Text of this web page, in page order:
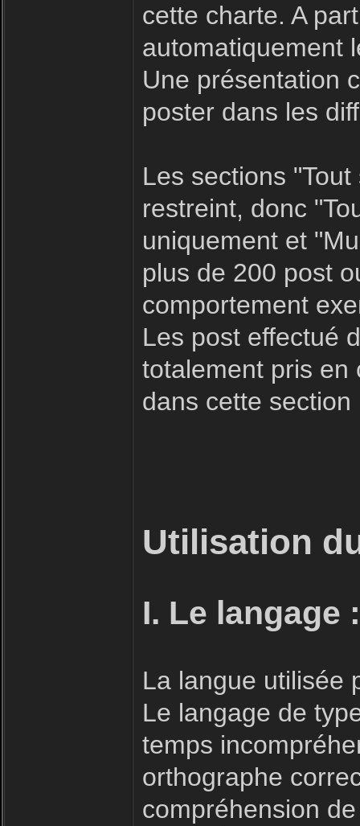
cette charte. A
automatiquement
Une présentation
poster dans les
Les sections
restreint, donc
uniquement et
plus de 200 post
comportement
Les post effectué
totalement pris en
dans cette
Utilisation
I. Le langage :
La langue utilisée
Le langage de
temps
orthographe
compréhension